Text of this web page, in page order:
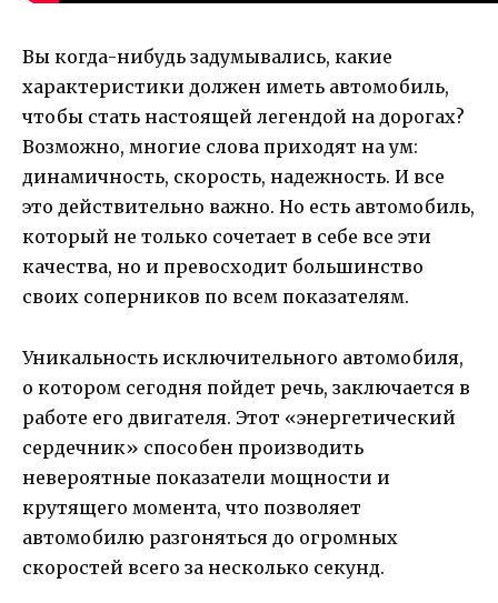
Вы когда-нибудь задумывались, какие
характеристики должен иметь автомобиль,
чтобы стать настоящей легендой на дорогах?
Возможно, многие слова приходят на ум:
динамичность, скорость, надежность. И все
это действительно важно. Но есть автомобиль,
который не только сочетает в себе все эти
качества, но и превосходит большинство
своих соперников по всем показателям.
Уникальность исключительного автомобиля,
о котором сегодня пойдет речь, заключается в
работе его двигателя. Этот «энергетический
сердечник» способен производить
невероятные показатели мощности и
крутящего момента, что позволяет
автомобилю разгоняться до огромных
скоростей всего за несколько секунд.